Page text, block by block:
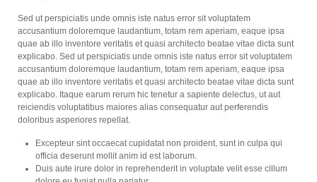
Sed ut perspiciatis unde omnis iste natus error sit voluptatem
accusantium doloremque laudantium, totam rem aperiam, eaque ipsa
quae ab illo inventore veritatis et quasi architecto beatae vitae dicta sunt
explicabo. Sed ut perspiciatis unde omnis iste natus error sit voluptatem
accusantium doloremque laudantium, totam rem aperiam, eaque ipsa
quae ab illo inventore veritatis et quasi architecto beatae vitae dicta sunt
explicabo. Itaque earum rerum hic tenetur a sapiente delectus, ut aut
reiciendis voluptatibus maiores alias consequatur aut perferendis
doloribus asperiores repellat.
Excepteur sint occaecat cupidatat non proident, sunt in culpa qui
officia deserunt mollit anim id est laborum.
Duis aute irure dolor in reprehenderit in voluptate velit esse cillum